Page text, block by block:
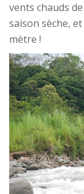
vents chauds
saison sèche,
mètre !